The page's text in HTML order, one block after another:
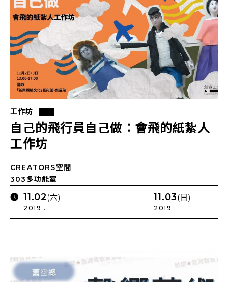
工作坊
自己的飛行員自己做：會飛的紙紮人
工作坊
CREATORS空間
303多功能室
11.02(六)
2019 .
11.03(日)
2019 .